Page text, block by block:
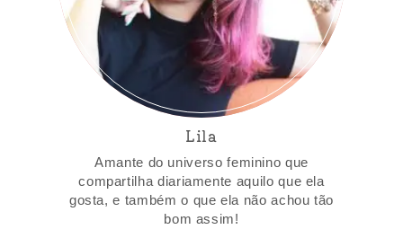
Lila
Amante do universo feminino que
compartilha diariamente aquilo que ela
gosta, e também o que ela não achou tão
bom assim!